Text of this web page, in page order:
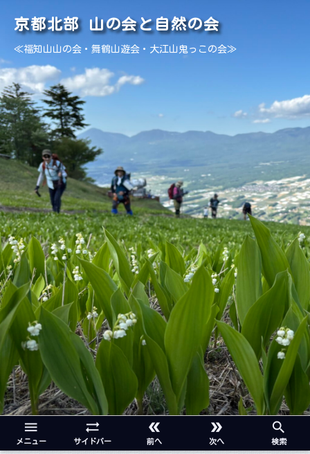
京都北部 山の会と自然の会
≪福知山山の会・舞鶴山遊会・大江山鬼っこの会≫

メニュー

サイドバー

前へ

次へ

検索